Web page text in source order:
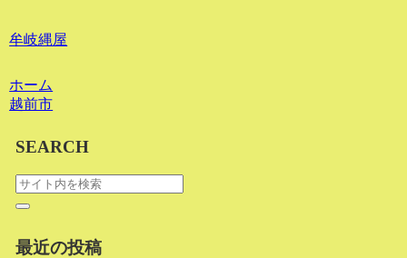
牟岐縄屋
ホーム
越前市
SEARCH
最近の投稿